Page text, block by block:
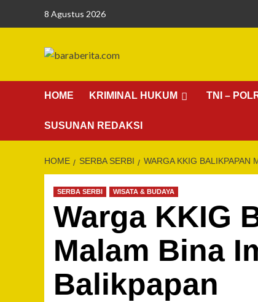
8 Agustus 2026
HOME KRIMINAL HUKUM TNI –
SUSUNAN REDAKSI
HOME SERBA SERBI WARGA KKIG BALIKPAPAN
SERBA SERBI WISATA & BUDAYA
Warga KKIG
Malam Bina
Balikpapan